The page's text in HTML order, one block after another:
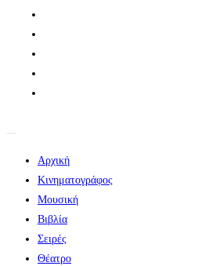
Αρχική
Κινηματογράφος
Μουσική
Βιβλία
Σειρές
Θέατρο